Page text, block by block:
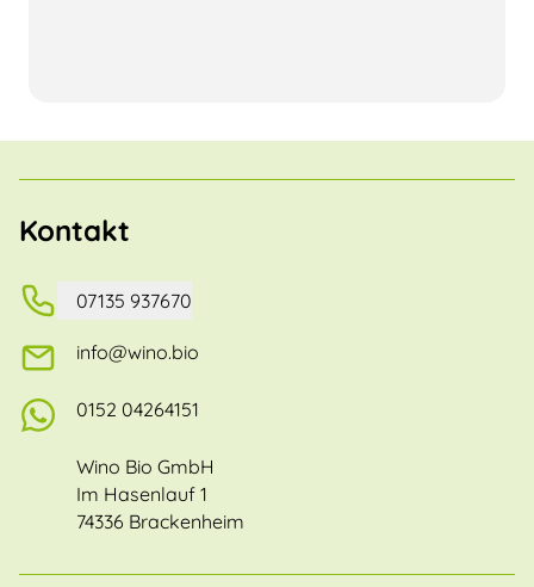
Kontakt
07135 937670
info@wino.bio
0152 04264151
Wino Bio GmbH
Im Hasenlauf 1
74336 Brackenheim